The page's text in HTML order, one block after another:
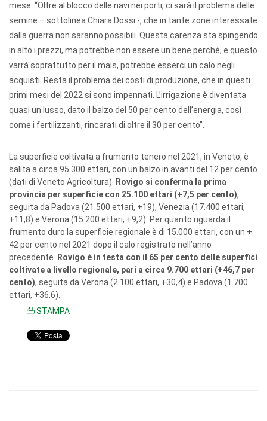
mese: “Oltre al blocco delle navi nei porti, ci sarà il problema delle
semine – sottolinea Chiara Dossi -, che in tante zone interessate
dalla guerra non saranno possibili. Questa carenza sta spingendo
in alto i prezzi, ma potrebbe non essere un bene perché, e questo
varrà soprattutto per il mais, potrebbe esserci un calo negli
acquisti. Resta il problema dei costi di produzione, che in questi
primi mesi del 2022 si sono impennati. L’irrigazione è diventata
quasi un lusso, dato il balzo del 50 per cento dell’energia, così
come i fertilizzanti, rincarati di oltre il 30 per cento”.
La superficie coltivata a frumento tenero nel 2021, in Veneto, è
salita a circa 95.300 ettari, con un balzo in avanti del 12 per cento
(dati di Veneto Agricoltura).
Rovigo si conferma la prima
provincia per superficie con 25.100 ettari (+7,5 per cento),
seguita da Padova (21.500 ettari, +19), Venezia (17.400 ettari,
+11,8) e Verona (15.200 ettari, +9,2). Per quanto riguarda il
frumento duro la superficie regionale è di 15.000 ettari, con un +
42 per cento nel 2021 dopo il calo registrato nell’anno
precedente.
Rovigo è in testa con il 65 per cento delle superfici
coltivate a livello regionale, pari a circa 9.700 ettari (+46,7 per
cento), seguita da Verona (2.100 ettari, +30,4) e Padova (1.700
ettari, +36,6).
STAMPA